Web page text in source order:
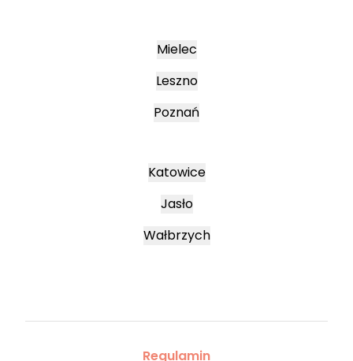
Mielec
Leszno
Poznań
Katowice
Jasło
Wałbrzych
Regulamin